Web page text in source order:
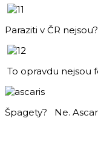
Paraziti v ČR nejsou?
To opravdu nejsou
Špagety? Ne.